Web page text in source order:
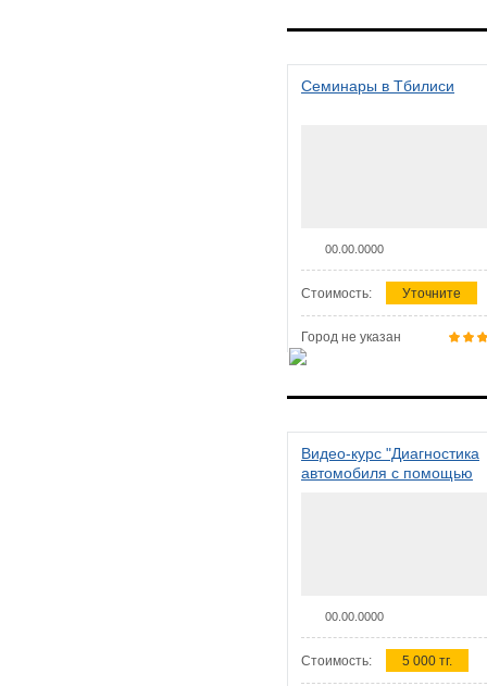
Семинары в Тбилиси
00.00.0000
Стоимость: Уточните
Город не указан
Видео-курс "Диагностика
автомобиля с помощью
00.00.0000
Стоимость: 5 000 тг.